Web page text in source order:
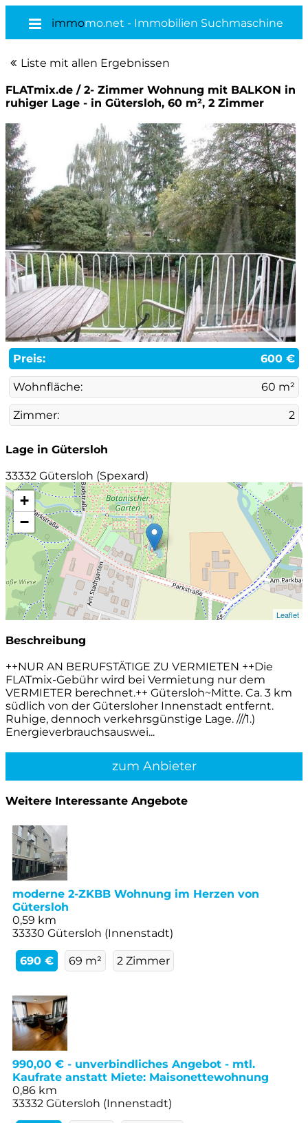
immomo.net - Immobilien Suchmaschine
Liste mit allen Ergebnissen
FLATmix.de / 2- Zimmer Wohnung mit BALKON in
ruhiger Lage - in Gütersloh, 60 m², 2 Zimmer
Preis: 600 €
Wohnfläche: 60 m²
Zimmer: 2
Lage in Gütersloh
33332 Gütersloh (Spexard)
+
−
Leaflet
Beschreibung
++NUR AN BERUFSTÄTIGE ZU VERMIETEN ++Die
FLATmix-Gebühr wird bei Vermietung nur dem
VERMIETER berechnet.++ Gütersloh~Mitte. Ca. 3 km
südlich von der Gütersloher Innenstadt entfernt.
Ruhige, dennoch verkehrsgünstige Lage. ///1.)
Energieverbrauchsauswei...
zum Anbieter
Weitere Interessante Angebote
moderne 2-ZKBB Wohnung im Herzen von
Gütersloh
0,59 km
33330 Gütersloh (Innenstadt)
690 € 69 m² 2 Zimmer
990,00 € - unverbindliches Angebot - mtl.
Kaufrate anstatt Miete: Maisonettewohnung
0,86 km
33332 Gütersloh (Innenstadt)